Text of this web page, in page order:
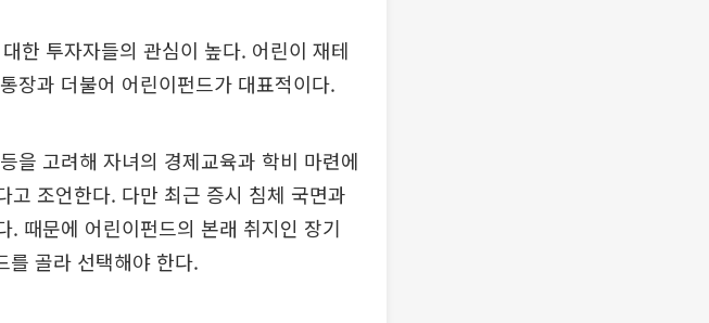
한 투자자들의 관심이 높다. 어린이 재테
장과 더불어 어린이펀드가 대표적이다.
을 고려해 자녀의 경제교육과 학비 마련에
고 조언한다. 다만 최근 증시 침체 국면과
때문에 어린이펀드의 본래 취지인 장기
를 골라 선택해야 한다.